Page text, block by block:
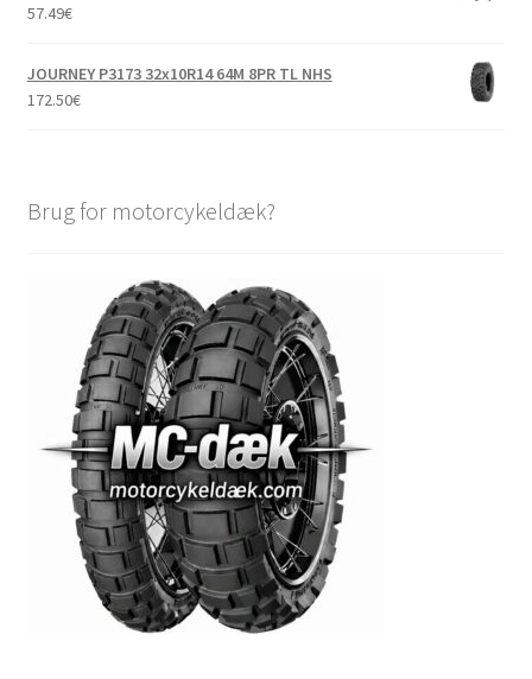
57.49€
JOURNEY P3173 32x10R14 64M 8PR TL NHS
172.50€
Brug for motorcykeldæk?